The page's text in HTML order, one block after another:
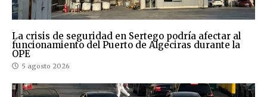
La crisis de seguridad en Sertego podría afectar al
funcionamiento del Puerto de Algeciras durante la
OPE
5 agosto 2026